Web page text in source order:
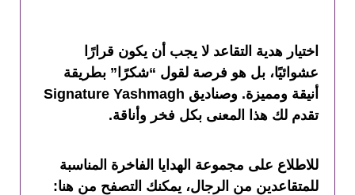
اختيار هدية التقاعد لا يجب أن يكون قرارًا
عشوائيًا، بل هو فرصة لقول “شكرًا” بطريقة
أنيقة ومميزة. وصناديق Signature Yashmagh
تقدم لك هذا المعنى بكل فخر وأناقة.
للاطلاع على مجموعة الهدايا الفاخرة المناسبة
للمتقاعدين من الرجال، يمكنك التصفح من هنا: